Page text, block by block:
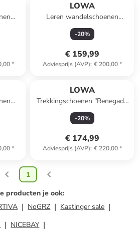
*
LOWA
Leren wandelschoenen
"Renegade Evo GTX"
donkerblauw/grijs
-20%
€ 159,99
Adviesprijs (AVP): € 200,00*
*
LOWA
Trekkingschoenen "Renegade
GTX Mid" kaki
-20%
€ 174,99
Adviesprijs (AVP): € 220,00*
1
producten je ook:
NoGRZ
Kastinger sale
NICEBAY